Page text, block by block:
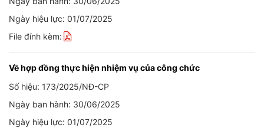
Ngày hiệu lực: 01/07/2025
File đính kèm:
Về hợp đồng thực hiện nhiệm vụ của công chức
Số hiệu: 173/2025/NĐ-CP
Ngày ban hành: 30/06/2025
Ngày hiệu lực: 01/07/2025